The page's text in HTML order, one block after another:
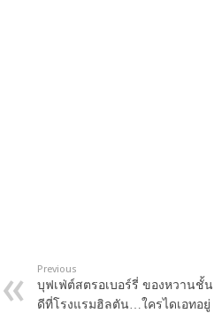
Previous
บุฟเฟ่ต์สตรอเบอร์รี่ ของหวานชั้น
ดีที่โรงแรมฮิลตัน…ใครไดเอทอยู่